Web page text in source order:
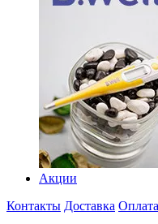
Акции
Контакты Доставка Оплата